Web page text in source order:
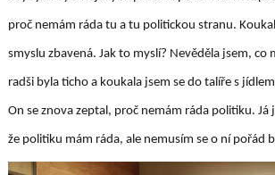
proč nemám ráda tu a tu politickou stranu.
smyslu zbavená. Jak to myslí? Nevěděla jsem, co
radši byla ticho a koukala jsem se do talíře s
On se znova zeptal, proč nemám ráda politiku. Já
že politiku mám ráda, ale nemusím se o ní pořád